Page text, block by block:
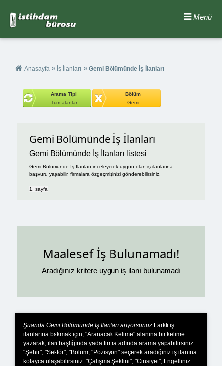
Menü
Anasayfa » İş İlanları » Gemi Bölümünde İş İlanları
Arama Tipi
Tüm alanlar
Bölüm
Gemi
Gemi Bölümünde İş İlanları
Gemi Bölümünde İş İlanları listesi
Gemi Bölümünde İş İlanları inceleyerek uygun olan iş ilanlarına
başvuru yapabilir, firmalara özgeçmişinizi gönderebilirsiniz.
1. sayfa
Maalesef İş Bulunamadı!
Aradığınız kritere uygun iş ilanı bulunamadı
Şuanda Gemi Bölümünde İş İlanları arıyorsunuz. Farklı iş
ilanlarına bakmak için, "Aranacak Kelime" alanına bir kelime
yazarak, ilan başlığında yada firma adında arama yapabilirsiniz.
"Şehir", "Sektör", "Bölüm, "Pozisyon" seçerek aradığınız iş ilanına
kolayca ulaşabilirsiniz. "Çalışma Şeklini", "Cinsiyet", Engelliniz